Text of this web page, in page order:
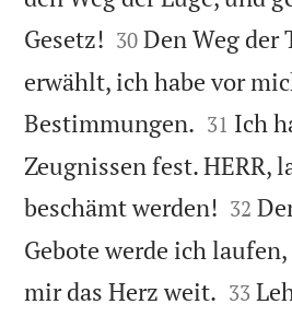
Gesetz! 

30 Den Weg der
erwählt, ich habe vor
Bestimmungen. 

31 Ich
Zeugnissen fest. HERR,
beschämt werden! 

32
Gebote werde ich
mir das Herz weit. 

33